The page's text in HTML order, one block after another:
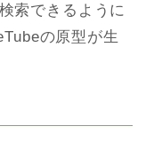
索できるように
の原型が生